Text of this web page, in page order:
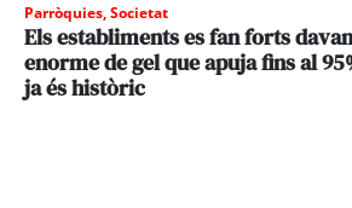
Parròquies,Societat
Els establiments es fan forts
enorme de gel que apuja fins al
ja és històric